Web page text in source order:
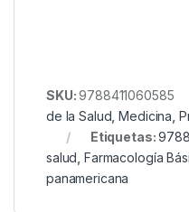
SKU:9788411060585
de la Salud ,Medicina
Etiquetas:
salud ,Farmacología
panamericana